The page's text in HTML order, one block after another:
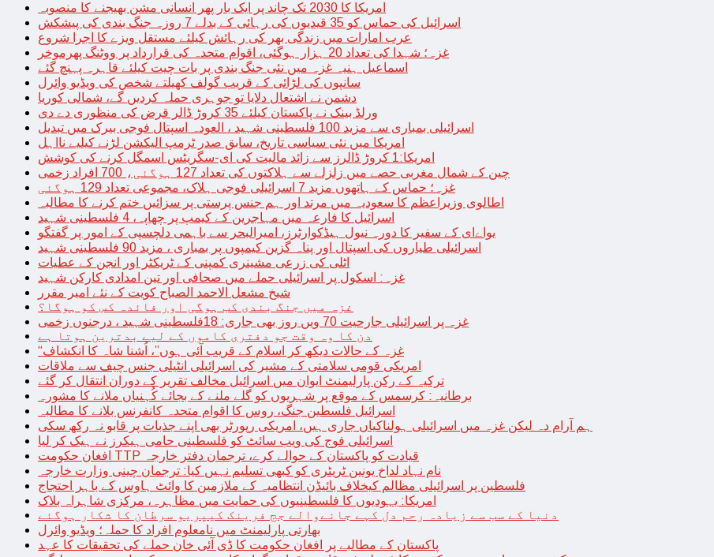
امریکا کا 2030 تک چاند پر ایک بار پھر انسانی مشن بھیجنے کا منصوبہ
اسرائیل کی حماس کو 35 قیدیوں کی رہائی کے بدلے 7 روزہ جنگ بندی کی پیشکش
عرب امارات میں زندگی بھر کی رہائش کیلئے مستقل ویزے کا اجرا شروع
غزہ؛ شہدا کی تعداد 20 ہزار ہوگئی، اقوام متحدہ کی قرارداد پر ووٹنگ پھرموخر
اسماعیل ہنیہ غزہ میں نئی جنگ بندی پر بات چیت کیلئے قاہرہ پہنچ گئے
سانپوں کی لڑائی کے قریب گولف کھیلتے شخص کی ویڈیو وائرل
دشمن نے اشتعال دلایا تو جوہری حملہ کردیں گے، شمالی کوریا
ورلڈ بینک نے پاکستان کیلئے 35 کروڑ ڈالر قرض کی منظوری دے دی
اسرائیلی بمباری سے مزید 100 فلسطینی شہید ، العودہ اسپتال فوجی بیرک میں تبدیل
امریکا میں نئی سیاسی تاریخ، سابق صدر ٹرمپ الیکشن لڑنے کیلیے نااہل
امریکا:1 کروڑ ڈالرز سے زائد مالیت کی ای-سگریٹس اسمگل کرنے کی کوشش
چین کے شمال مغربی حصے میں زلزلے سے ہلاکتوں کی تعداد 127 ہوگئی، 700 افراد زخمی
غزہ؛ حماس کے ہاتھوں مزید 7 اسرائیلی فوجی ہلاک، مجموعی تعداد 129 ہوگئی
اطالوی وزیراعظم کا سعودیہ میں مرتد اور ہم جنس پرستی پر سزائیں ختم کرنے کا مطالبہ
اسرائیل کا فارعہ میں مہاجرین کے کیمپ پر چھاپہ، 4 فلسطینی شہید
یواےای کے سفیر کا دورہ نیول ہیڈکوارٹرز، امیرالبحر سے باہمی دلچسپی کے امور پر گفتگو
اسرائیلی طیاروں کی اسپتال اور پناہ گزین کیمپوں پر بمباری ، مزید 90 فلسطینی شہید
اٹلی کی زرعی مشینری کمپنی کے ٹریکٹر اور انجن کے عطیات
غزہ: اسکول پر اسرائیلی حملے میں صحافی اور تین امدادی کارکن شہید
شیخ مشعل الاحمد الصباح کویت کے نئے امیر مقرر
غزہ میں جنگ بندی کب ہوگی اور فائدہ کس کو ہوگا؟
غزہ پر اسرائیلی جارحیت 70 ویں روز بھی جاری: 18فلسطینی شہید ، درجنوں زخمی
دن کا وہ وقت جو دفتری کاموں کے لیے بدترین ہوتا ہے
“غزہ کے حالات دیکھ کر اسلام کے قریب آئی ہوں”، اُشنا شاہ کا انکشاف
امریکی قومی سلامتی کے مشیر کی اسرائیلی انٹیلی جنس چیف سے ملاقات
ترکیہ کے رکن پارلیمنٹ ایوان میں اسرائیل مخالف تقریر کے دوران انتقال کر گئے
برطانیہ: کرسمس کے موقع پر شہریوں کو گلے ملنے کے بجائے کُہنیاں ملانے کا مشورہ
اسرائیل فلسطین جنگ، روس کا اقوام متحدہ کانفرنس بلانے کا مطالبہ
ہم آرام دہ لیکن غزہ میں اسرائیلی ہولناکیاں جاری ہیں، امریکی رپورٹر بھی اپنے جذبات پر قابو نہ رکھ سکی
اسرائیلی فوج کی ویب سائٹ کو فلسطینی حامی ہیکرز نے ہیک کر لیا
افغان حکومت TTP قیادت کو پاکستان کے حوالے کرے، ترجمان دفتر خارجہ
نام نہاد لداخ یونین ٹریٹری کو کبھی تسلیم نہیں کیا: ترجمان چینی وزارت خارجہ
فلسطین پر اسرائیلی مظالم کیخلاف بائیڈن انتظامیہ کے ملازمین کا وائٹ ہاوس کے باہر احتجاج
امریکا: یہودیوں کا فلسطینیوں کی حمایت میں مظاہرہ، مرکزی شاہراہ بلاک
دنیا کے سب سے زیادہ رحم دل کہے جانےوالے جج فرینک کیپریو سرطان کا شکار ہوگئے
بھارتی پارلیمنٹ میں نامعلوم افراد کا حملہ؛ ویڈیو وائرل
پاکستان کے مطالبے پر افغان حکومت کا ڈی آئی خان حملے کی تحقیقات کا عہد